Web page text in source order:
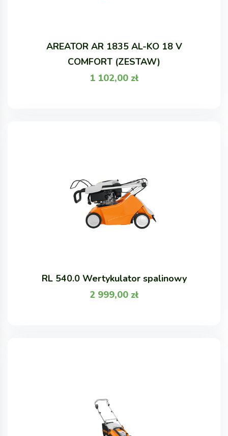
AREATOR AR 1835 AL-KO 18 V
COMFORT (ZESTAW)
1 102,00 zł
RL 540.0 Wertykulator spalinowy
2 999,00 zł